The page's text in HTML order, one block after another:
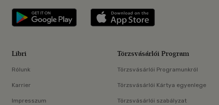
Libri applikáció Szerezd meg: Google
Libri
Rólunk
Karrier
Impresszum
Törzsvásárlói Program
Törzsvásárlói Programunkról
Törzsvásárlói Kártya egyenlege
Törzsvásárlói szabályzat